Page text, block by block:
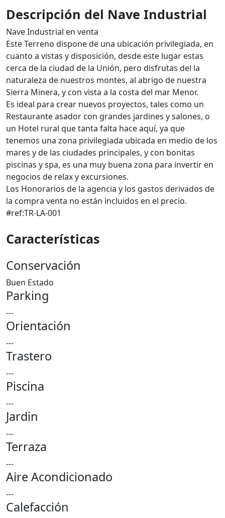
Descripción del Nave Industrial
Nave Industrial en venta
Este Terreno dispone de una ubicación privilegiada, en
cuanto a vistas y disposición, desde este lugar estas
cerca de la ciudad de la Unión, pero disfrutas del la
naturaleza de nuestros montes, al abrigo de nuestra
Sierra Minera, y con vista a la costa del mar Menor.
Es ideal para crear nuevos proyectos, tales como un
Restaurante asador con grandes jardines y salones, o
un Hotel rural que tanta falta hace aquí, ya que
tenemos una zona privilegiada ubicada en medio de los
mares y de las ciudades principales, y con bonitas
piscinas y spa, es una muy buena zona para invertir en
negocios de relax y excursiones.
Los Honorarios de la agencia y los gastos derivados de
la compra venta no están incluidos en el precio.
#ref:TR-LA-001
Características
Conservación
Buen Estado
Parking
---
Orientación
---
Trastero
---
Piscina
---
Jardin
---
Terraza
---
Aire Acondicionado
---
Calefacción